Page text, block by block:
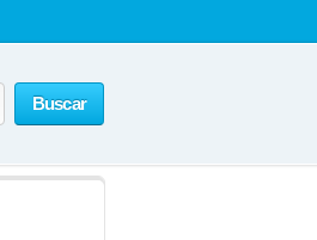
Buscar